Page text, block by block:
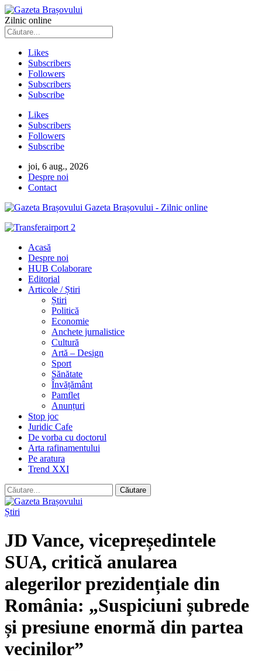
Zilnic online
Likes
Subscribers
Followers
Subscribers
Subscribe
Likes
Subscribers
Followers
Subscribe
joi, 6 aug., 2026
Despre noi
Contact
Gazeta Brașovului - Zilnic online
Acasă
Despre noi
HUB Colaborare
Editorial
Articole / Știri
Știri
Politică
Economie
Anchete jurnalistice
Cultură
Artă – Design
Sport
Sănătate
Învățământ
Pamflet
Anunțuri
Stop joc
Juridic Cafe
De vorba cu doctorul
Arta rafinamentului
Pe aratura
Trend XXI
Știri
JD Vance, vicepreședintele
SUA, critică anularea
alegerilor prezidențiale din
România: „Suspiciuni șubrede
și presiune enormă din partea
vecinilor”